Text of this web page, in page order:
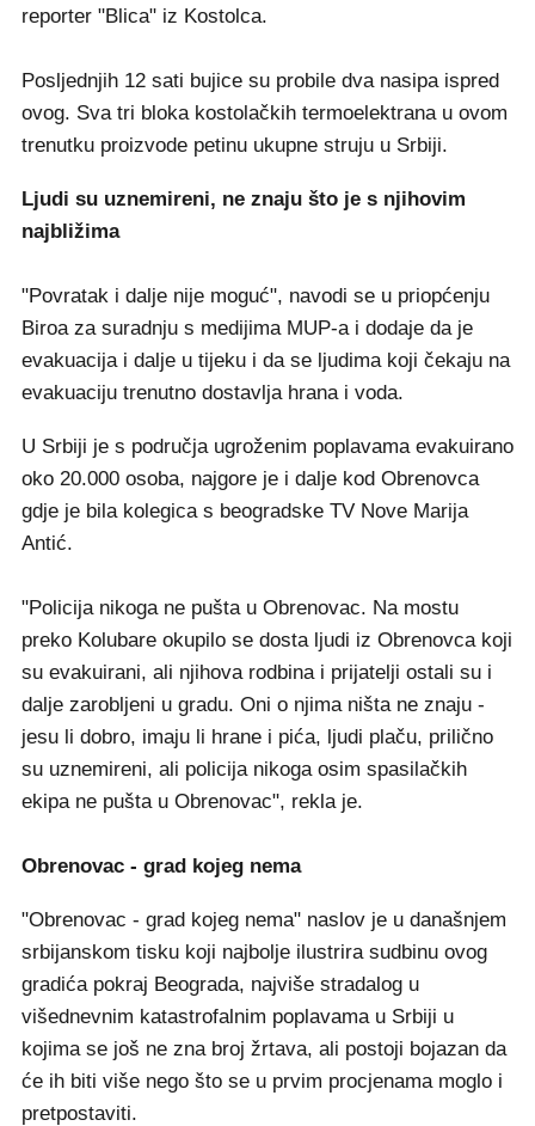
reporter "Blica" iz Kostolca.
Posljednjih 12 sati bujice su probile dva nasipa ispred
ovog. Sva tri bloka kostolačkih termoelektrana u ovom
trenutku proizvode petinu ukupne struju u Srbiji.
Ljudi su uznemireni, ne znaju što je s njihovim
najbližima
"Povratak i dalje nije moguć", navodi se u priopćenju
Biroa za suradnju s medijima MUP-a i dodaje da je
evakuacija i dalje u tijeku i da se ljudima koji čekaju na
evakuaciju trenutno dostavlja hrana i voda.
U Srbiji je s područja ugroženim poplavama evakuirano
oko 20.000 osoba, najgore je i dalje kod Obrenovca
gdje je bila kolegica s beogradske TV Nove Marija
Antić.
"Policija nikoga ne pušta u Obrenovac. Na mostu
preko Kolubare okupilo se dosta ljudi iz Obrenovca koji
su evakuirani, ali njihova rodbina i prijatelji ostali su i
dalje zarobljeni u gradu. Oni o njima ništa ne znaju -
jesu li dobro, imaju li hrane i pića, ljudi plaču, prilično
su uznemireni, ali policija nikoga osim spasilačkih
ekipa ne pušta u Obrenovac", rekla je.
Obrenovac - grad kojeg nema
"Obrenovac - grad kojeg nema" naslov je u današnjem
srbijanskom tisku koji najbolje ilustrira sudbinu ovog
gradića pokraj Beograda, najviše stradalog u
višednevnim katastrofalnim poplavama u Srbiji u
kojima se još ne zna broj žrtava, ali postoji bojazan da
će ih biti više nego što se u prvim procjenama moglo i
pretpostaviti.